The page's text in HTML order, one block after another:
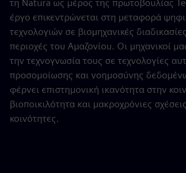
τη Natura ως μέρος της πρωτοβουλίας
έργο επικεντρώνεται στη μεταφορά
τεχνολογιών σε βιομηχανικές
περιοχές του Αμαζονίου. Οι μηχανικοί
την τεχνογνωσία τους σε τεχνολογίες
προσομοίωσης και νοημοσύνης
φέρνει επιστημονική ικανότητα στην
βιοποικιλότητα και μακροχρόνιες
κοινότητες.